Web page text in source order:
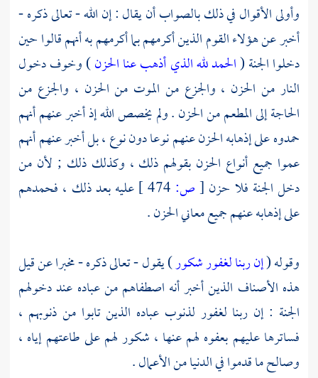
وأولى الأقوال في ذلك بالصواب أن يقال : إن الله - تعالى ذكره -
أخبر عن هؤلاء القوم الذين أكرمهم بما أكرمهم به أنهم قالوا حين
دخلوا الجنة (الحمد لله الذي أذهب عنا الحزن) وخوف دخول
النار من الحزن ، والجزع من الموت من الحزن ، والجزع من
الحاجة إلى المطعم من الحزن . ولم يخصص الله إذ أخبر عنهم أنهم
حمدوه على إذهابه الحزن عنهم نوعا دون نوع ، بل أخبر عنهم أنهم
عموا جميع أنواع الحزن بقولهم ذلك ، وكذلك ذلك ; لأن من
دخل الجنة فلا حزن [ص:
عليه بعد ذلك ، فحمدهم
على إذهابه عنهم جميع معاني الحزن .
وقوله (إن ربنا لغفور شكور) يقول - تعالى ذكره - مخبرا عن قيل
هذه الأصناف الذين أخبر أنه اصطفاهم من عباده عند دخولهم
الجنة : إن ربنا لغفور لذنوب عباده الذين تابوا من ذنوبهم ،
فساترها عليهم بعفوه لهم عنها ، شكور لهم على طاعتهم إياه ،
وصالح ما قدموا في الدنيا من الأعمال .